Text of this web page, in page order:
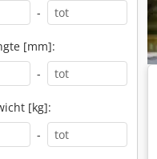
-
[mm]:
-
[kg]:
-